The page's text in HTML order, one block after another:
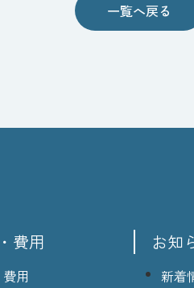
一覧へ戻る
費用
用
お知
新着